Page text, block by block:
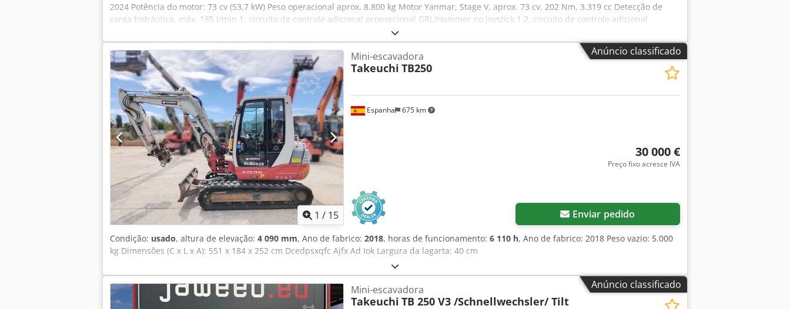
2024 Potência do motor: 73 cv (53,7 kW) Peso operacional aprox. 8.800 kg Motor Yanmar, Stage V, aprox. 73 cv, 202 Nm, 3.319 cc Detecção de
carga hidráulica, máx. 185 l/min 1. circuito de controle adicional proporcional GRL/Hammer no joystick 1 2. circuito de controle adicional
proporcional pinça no joystick 2 Válvulas de elevação de segurança para braço e lança com indicador de sobrecarga Circuito hidráulico de
engate rápido de dupla ação Freio giratório 2 velocidades de condução Proteção de cilindro no braço Força de desagregação da caçamba ISO 56
kN Força de rasgo do cabo ISO 38 kN Cabine ROPS Lança ajustável, braço de escavação 2.050 mm Dedpsv Nix Aefx Ad Isck Lâmina de
escavadeira Esteiras de borracha 450 mm Interruptor principal da bateria Alarme de condução e farol rotativo Interruptor de parada de
emergência do motor 2x Faróis de LED no teto Farol de LED 1x na lança Conexão 12V Compartimento para documentos Rádio com alto-falante
Anúncio classificado
1 / 15
Espanha 675 km
Mini-escavadora
Takeuchi TB250
30 000 €
Preço fixo acresce IVA
Enviar pedido
Condição: usado, altura de elevação: 4 090 mm, Ano de fabrico: 2018, horas de funcionamento: 6 110 h, Ano de fabrico: 2018 Peso vazio: 5.000
kg Dimensões (C x L x A): 551 x 184 x 252 cm Dcedpsxqfc Ajfx Ad Iok Largura da lagarta: 40 cm
Anúncio classificado
Mini-escavadora
Takeuchi TB 250 V3 /Schnellwechsler/ Tilt